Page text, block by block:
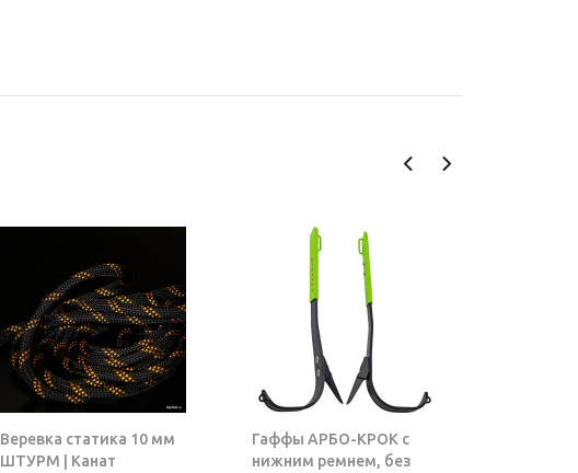
Веревка статика 10 мм
ШТУРМ | Канат
Гаффы АРБО-КРОК с
нижним ремнем, без